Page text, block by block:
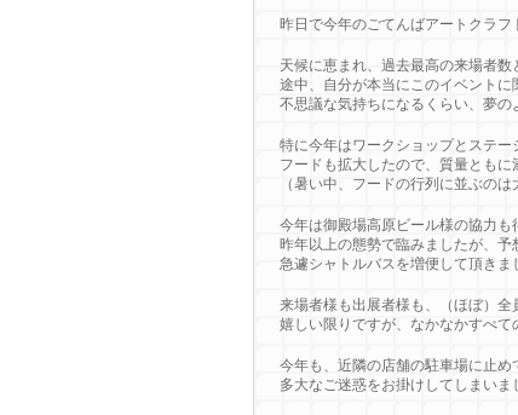
昨日で今年のごてんばアートクラフ
天候に恵まれ、過去最高の来場者数
途中、自分が本当にこのイベントに
不思議な気持ちになるくらい、夢の
特に今年はワークショップとステー
フードも拡大したので、質量ともに
（暑い中、フードの行列に並ぶの
今年は御殿場高原ビール様の協力
昨年以上の態勢で臨みましたが、予
急遽シャトルバスを増便して頂きま
来場者様も出展者様も、（ほぼ）
嬉しい限りですが、なかなかすべて
今年も、近隣の店舗の駐車場に止め
多大なご迷惑をお掛けしてしまいま